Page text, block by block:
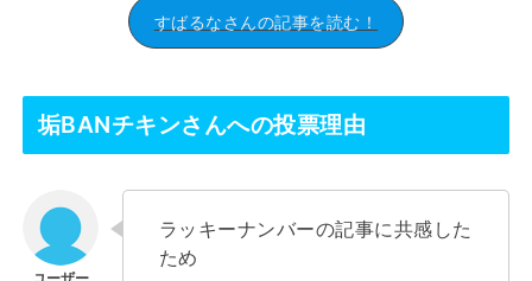
すばるなさんの記事を読む！
垢BANチキンさんへの投票理由
ラッキーナンバーの記事に共感した
ため